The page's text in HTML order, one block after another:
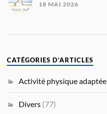
18 MAI 2026
CATÉGORIES D’ARTICLES
Activité physique adaptée
Divers (77)